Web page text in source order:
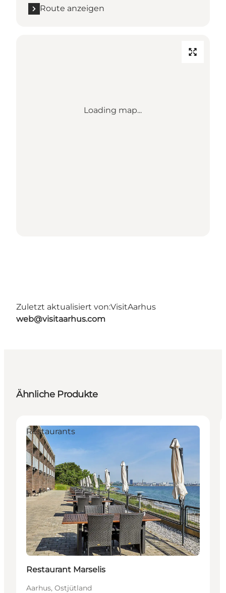
Route anzeigen
Loading map...
Zuletzt aktualisiert von:VisitAarhus
web@visitaarhus.com
Ähnliche Produkte
Restaurants
Restaurant Marselis
Aarhus, Ostjütland